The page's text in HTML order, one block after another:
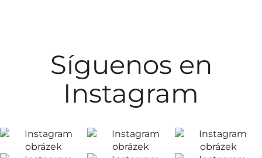
Síguenos en
Instagram